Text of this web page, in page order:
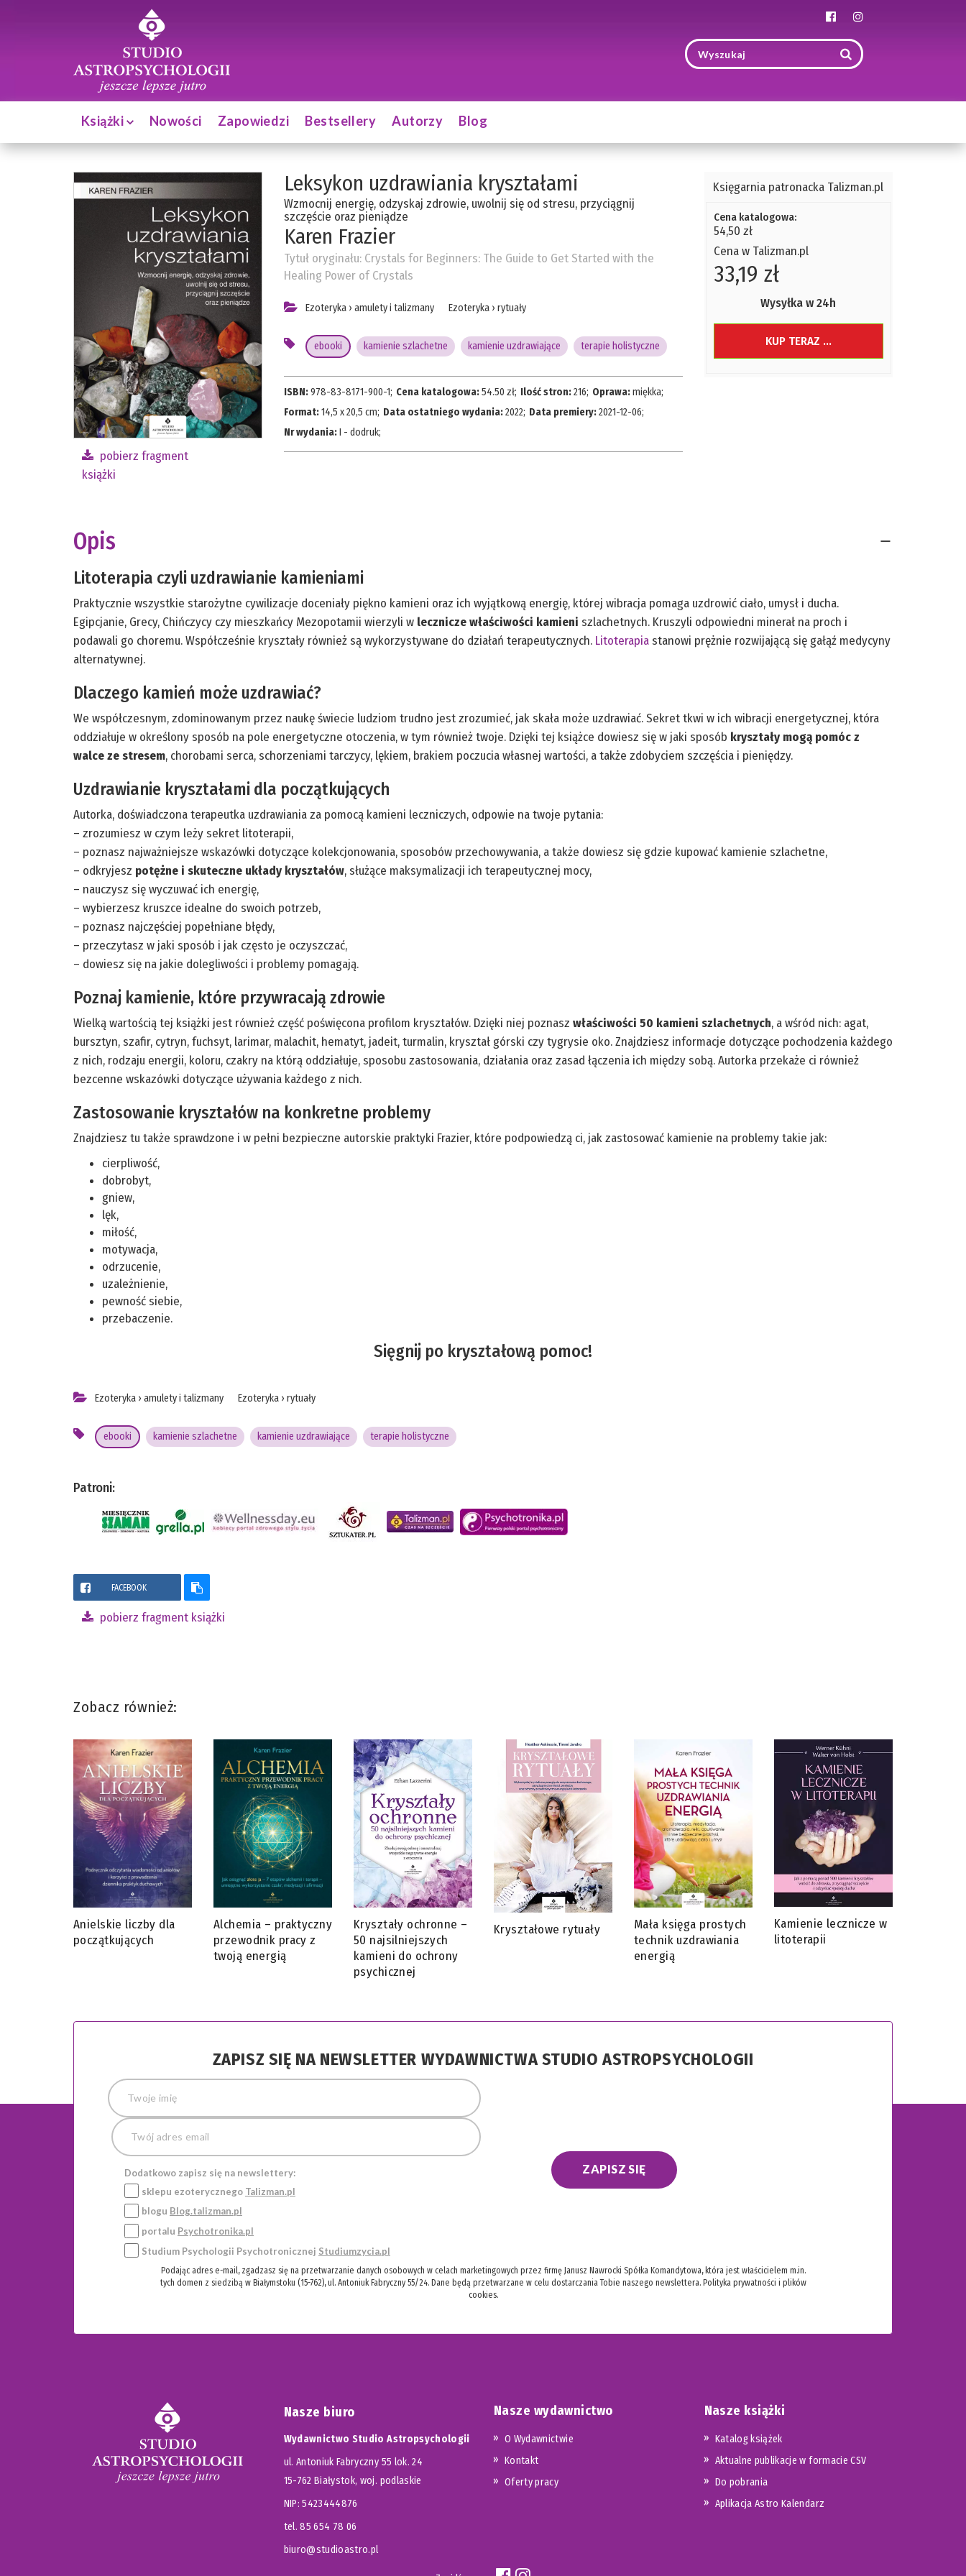
Książki Nowości Zapowiedzi Bestsellery Autorzy Blog
pobierz fragment
książki
Leksykon uzdrawiania kryształami
Wzmocnij energię, odzyskaj zdrowie, uwolnij się od stresu, przyciągnij
szczęście oraz pieniądze
Karen Frazier
Tytuł oryginału: Crystals for Beginners: The Guide to Get Started with the
Healing Power of Crystals
Ezoteryka› amulety i talizmany Ezoteryka› rytuały
ebooki kamienie szlachetne kamienie uzdrawiające terapie holistyczne
ISBN:978-83-8171-900-1; Cena katalogowa:54.50 zł; Ilość stron:216; Oprawa:miękka;
Format: 14,5 x 20,5 cm; Data ostatniego wydania:2022; Data premiery:2021-12-06;
Nr wydania:I - dodruk;
Księgarnia patronacka Talizman.pl
Cena katalogowa:
54,50 zł
Cena w Talizman.pl
33,19 zł
Wysyłka w 24h
KUP TERAZ ...
Opis
Litoterapia czyli uzdrawianie kamieniami
Praktycznie wszystkie starożytne cywilizacje doceniały piękno kamieni oraz ich wyjątkową energię, której wibracja pomaga uzdrowić ciało, umysł i ducha.
Egipcjanie, Grecy, Chińczycy czy mieszkańcy Mezopotamii wierzyli w lecznicze właściwości kamieni szlachetnych. Kruszyli odpowiedni minerał na proch i
podawali go choremu. Współcześnie kryształy również są wykorzystywane do działań terapeutycznych. Litoterapia stanowi prężnie rozwijającą się gałąź medycyny
alternatywnej.
Dlaczego kamień może uzdrawiać?
We współczesnym, zdominowanym przez naukę świecie ludziom trudno jest zrozumieć, jak skała może uzdrawiać. Sekret tkwi w ich wibracji energetycznej, która
oddziałuje w określony sposób na pole energetyczne otoczenia, w tym również twoje. Dzięki tej książce dowiesz się w jaki sposób kryształy mogą pomóc z
walce ze stresem, chorobami serca, schorzeniami tarczycy, lękiem, brakiem poczucia własnej wartości, a także zdobyciem szczęścia i pieniędzy.
Uzdrawianie kryształami dla początkujących
Autorka, doświadczona terapeutka uzdrawiania za pomocą kamieni leczniczych, odpowie na twoje pytania:
– zrozumiesz w czym leży sekret litoterapii,
– poznasz najważniejsze wskazówki dotyczące kolekcjonowania, sposobów przechowywania, a także dowiesz się gdzie kupować kamienie szlachetne,
– odkryjesz potężne i skuteczne układy kryształów, służące maksymalizacji ich terapeutycznej mocy,
– nauczysz się wyczuwać ich energię,
– wybierzesz kruszce idealne do swoich potrzeb,
– poznasz najczęściej popełniane błędy,
– przeczytasz w jaki sposób i jak często je oczyszczać,
– dowiesz się na jakie dolegliwości i problemy pomagają.
Poznaj kamienie, które przywracają zdrowie
Wielką wartością tej książki jest również część poświęcona profilom kryształów. Dzięki niej poznasz właściwości 50 kamieni szlachetnych, a wśród nich: agat,
bursztyn, szafir, cytryn, fuchsyt, larimar, malachit, hematyt, jadeit, turmalin, kryształ górski czy tygrysie oko. Znajdziesz informacje dotyczące pochodzenia każdego
z nich, rodzaju energii, koloru, czakry na którą oddziałuje, sposobu zastosowania, działania oraz zasad łączenia ich między sobą. Autorka przekaże ci również
bezcenne wskazówki dotyczące używania każdego z nich.
Zastosowanie kryształów na konkretne problemy
Znajdziesz tu także sprawdzone i w pełni bezpieczne autorskie praktyki Frazier, które podpowiedzą ci, jak zastosować kamienie na problemy takie jak:
cierpliwość,
dobrobyt,
gniew,
lęk,
miłość,
motywacja,
odrzucenie,
uzależnienie,
pewność siebie,
przebaczenie.
Sięgnij po kryształową pomoc!
Ezoteryka › amulety i talizmany Ezoteryka › rytuały
ebooki kamienie szlachetne kamienie uzdrawiające terapie holistyczne
Patroni:
FACEBOOK
pobierz fragment książki
Zobacz również:
Anielskie liczby dla
początkujących
Alchemia – praktyczny
przewodnik pracy z
twoją energią
Kryształy ochronne –
50 najsilniejszych
kamieni do ochrony
psychicznej
Kryształowe rytuały
Mała księga prostych
technik uzdrawiania
energią
Kamienie lecznicze w
litoterapii
ZAPISZ SIĘ NA NEWSLETTER WYDAWNICTWA STUDIO ASTROPSYCHOLOGII
Dodatkowo zapisz się na newslettery:
sklepu ezoterycznego Talizman.pl
blogu Blog.talizman.pl
portalu Psychotronika.pl
Studium Psychologii Psychotronicznej Studiumzycia.pl
ZAPISZ SIĘ
Podając adres e-mail, zgadzasz się na przetwarzanie danych osobowych w celach marketingowych przez firmę Janusz Nawrocki Spółka Komandytowa, która jest właścicielem m.in.
tych domen z siedzibą w Białymstoku (15-762), ul. Antoniuk Fabryczny 55/24. Dane będą przetwarzane w celu dostarczania Tobie naszego newslettera. Polityka prywatności i plików
cookies.
Nasze biuro
Wydawnictwo Studio Astropsychologii
ul. Antoniuk Fabryczny 55 lok. 24
15-762 Białystok, woj. podlaskie
NIP: 5423444876
tel. 85 654 78 06
biuro@studioastro.pl
Nasze wydawnictwo
O Wydawnictwie
Kontakt
Oferty pracy
Nasze książki
Katalog książek
Aktualne publikacje w formacie CSV
Do pobrania
Aplikacja Astro Kalendarz